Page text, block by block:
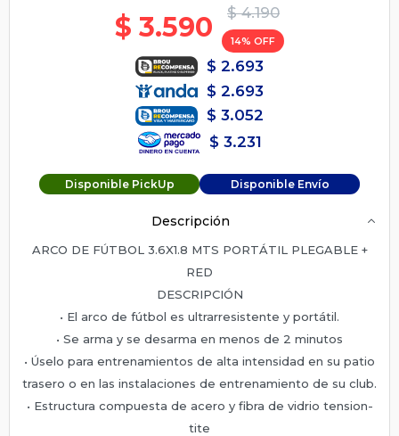
$ 4.190
$ 3.590 14
$ 2.693
$ 2.693
$ 3.052
$ 3.231
Disponible PickUp Disponible Envío
Descripción
ARCO DE FÚTBOL 3.6X1.8 MTS PORTÁTIL PLEGABLE +
RED
DESCRIPCIÓN
• El arco de fútbol es ultrarresistente y portátil.
• Se arma y se desarma en menos de 2 minutos
• Úselo para entrenamientos de alta intensidad en su patio
trasero o en las instalaciones de entrenamiento de su club.
• Estructura compuesta de acero y fibra de vidrio tension-
tite